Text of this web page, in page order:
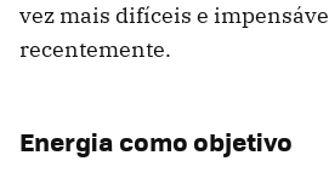
vez mais difíceis e
recentemente.
Energia como objetivo